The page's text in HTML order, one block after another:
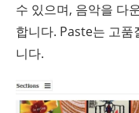
수 있으며, 음악을 다
합니다. Paste는 고
니다.